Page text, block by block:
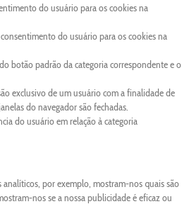
do usuário para os cookies na
do usuário para os cookies na
botão padrão da categoria correspondente e o
exclusivo de um usuário com a finalidade de
do navegador são fechadas.
do usuário em relação à categoria
por exemplo, mostram-nos quais são
nos se a nossa publicidade é eficaz ou